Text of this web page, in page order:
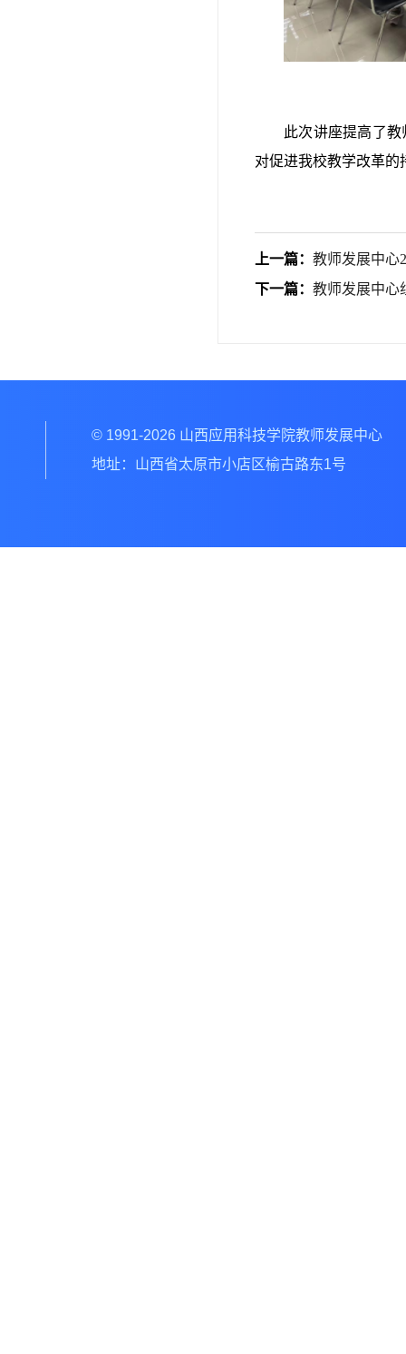
此次讲座提高了
对促进我校教学改革
上一篇： 教师发展中心
下一篇： 教师发展中心
© 1991-2026 山西应用科技学院教师发展中心
地址：山西省太原市小店区榆古路东1号